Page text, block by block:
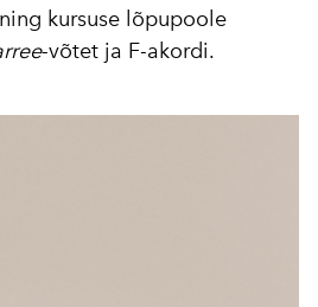
kursuse lõpupoole
-võtet ja F-akordi.